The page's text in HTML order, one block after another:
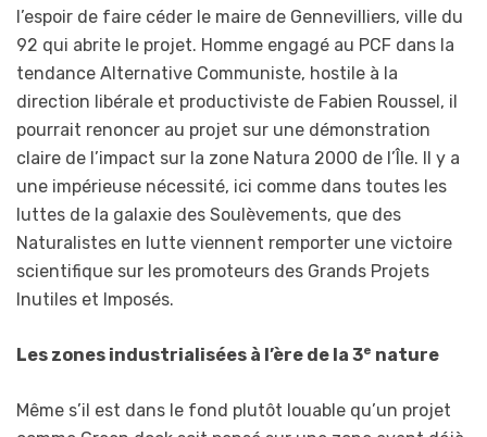
l’espoir de faire céder le maire de Gennevilliers, ville du
92 qui abrite le projet. Homme engagé au PCF dans la
tendance Alternative Communiste, hostile à la
direction libérale et productiviste de Fabien Roussel, il
pourrait renoncer au projet sur une démonstration
claire de l’impact sur la zone Natura 2000 de l’Île. Il y a
une impérieuse nécessité, ici comme dans toutes les
luttes de la galaxie des Soulèvements, que des
Naturalistes en lutte viennent remporter une victoire
scientifique sur les promoteurs des Grands Projets
Inutiles et Imposés.
Les zones industrialisées à l’ère de la 3e nature
Même s’il est dans le fond plutôt louable qu’un projet